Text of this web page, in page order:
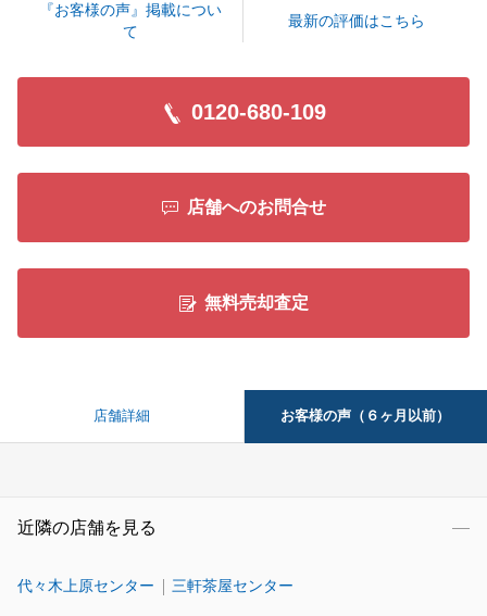
『お客様の声』掲載につい
て
最新の評価はこちら
0120-680-109
店舗へのお問合せ
無料売却査定
店舗詳細 お客様の声（６ヶ月以前）
近隣の店舗を見る
代々木上原センター 三軒茶屋センター